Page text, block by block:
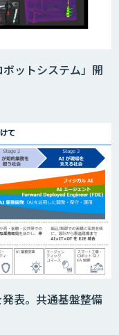
チャット
ットシステム」開
表。共通基盤整備